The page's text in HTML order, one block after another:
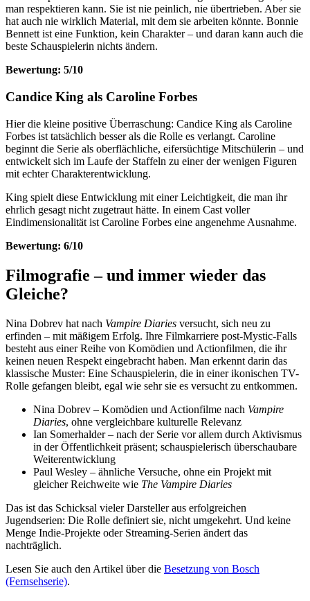
man respektieren kann. Sie ist nie peinlich, nie übertrieben. Aber sie
hat auch nie wirklich Material, mit dem sie arbeiten könnte. Bonnie
Bennett ist eine Funktion, kein Charakter – und daran kann auch die
beste Schauspielerin nichts ändern.
Bewertung: 5/10
Candice King als Caroline Forbes
Hier die kleine positive Überraschung: Candice King als Caroline
Forbes ist tatsächlich besser als die Rolle es verlangt. Caroline
beginnt die Serie als oberflächliche, eifersüchtige Mitschülerin – und
entwickelt sich im Laufe der Staffeln zu einer der wenigen Figuren
mit echter Charakterentwicklung.
King spielt diese Entwicklung mit einer Leichtigkeit, die man ihr
ehrlich gesagt nicht zugetraut hätte. In einem Cast voller
Eindimensionalität ist Caroline Forbes eine angenehme Ausnahme.
Bewertung: 6/10
Filmografie – und immer wieder das
Gleiche?
Nina Dobrev hat nach Vampire Diaries versucht, sich neu zu
erfinden – mit mäßigem Erfolg. Ihre Filmkarriere post-Mystic-Falls
besteht aus einer Reihe von Komödien und Actionfilmen, die ihr
keinen neuen Respekt eingebracht haben. Man erkennt darin das
klassische Muster: Eine Schauspielerin, die in einer ikonischen TV-
Rolle gefangen bleibt, egal wie sehr sie es versucht zu entkommen.
Nina Dobrev – Komödien und Actionfilme nach Vampire
Diaries, ohne vergleichbare kulturelle Relevanz
Ian Somerhalder – nach der Serie vor allem durch Aktivismus
in der Öffentlichkeit präsent; schauspielerisch überschaubare
Weiterentwicklung
Paul Wesley – ähnliche Versuche, ohne ein Projekt mit
gleicher Reichweite wie The Vampire Diaries
Das ist das Schicksal vieler Darsteller aus erfolgreichen
Jugendserien: Die Rolle definiert sie, nicht umgekehrt. Und keine
Menge Indie-Projekte oder Streaming-Serien ändert das
nachträglich.
Lesen Sie auch den Artikel über die Besetzung von Bosch
(Fernsehserie).